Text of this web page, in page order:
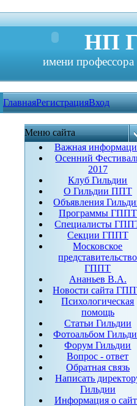
НП
имени профессора
ГлавнаяРегистрацияВход
Меню сайта
Важная
Осенний
2017
Клуб Гильдии
О Гильдии ППТ
Объявления
Программы ГППТ
Специалисты
Секции ГППТ
Московское
представительство
ГППТ
Ананьев В.А.
Новости сайта
Психологическая
помощь
Статьи Гильдии
Фотоальбом
Форум Гильдии
Вопрос - ответ
Обратная связь
Написать
Гильдии
Информация о